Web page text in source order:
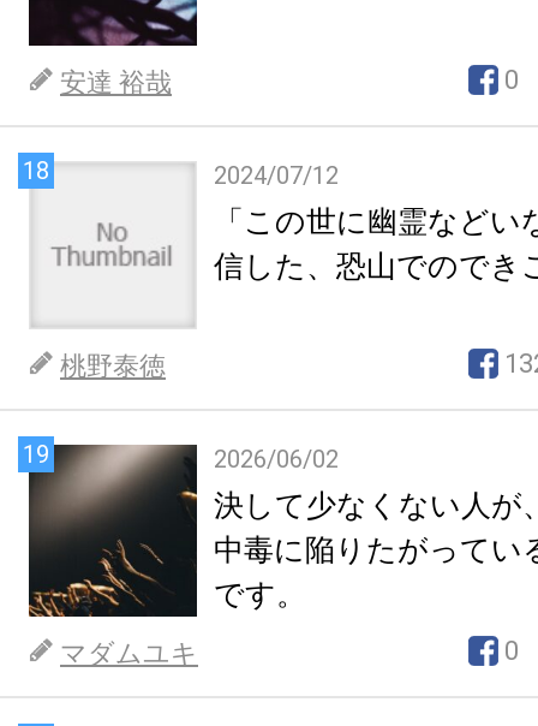
安達 裕哉 0
18 2024/07/12
「この世に幽霊など
信した、恐山でのでき
桃野泰徳
19 2026/06/02
決して少なくない人が
中毒に陥りたがってい
です。
マダムユキ 0